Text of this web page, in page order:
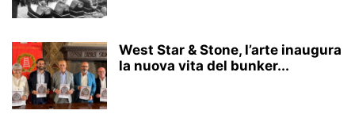
West Star & Stone, l’arte inaugura
la nuova vita del bunker...